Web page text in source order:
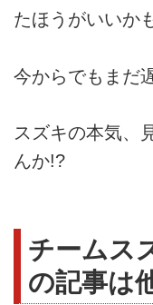
たほうがいいか
今からでもまだ
スズキの本気、
んか!?
チームス
の記事は